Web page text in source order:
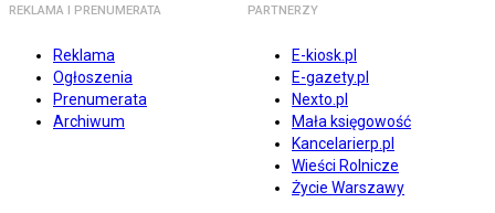
REKLAMA I PRENUMERATA
Reklama
Ogłoszenia
Prenumerata
Archiwum
PARTNERZY
E-kiosk.pl
E-gazety.pl
Nexto.pl
Mała księgowość
Kancelarierp.pl
Wieści Rolnicze
Życie Warszawy